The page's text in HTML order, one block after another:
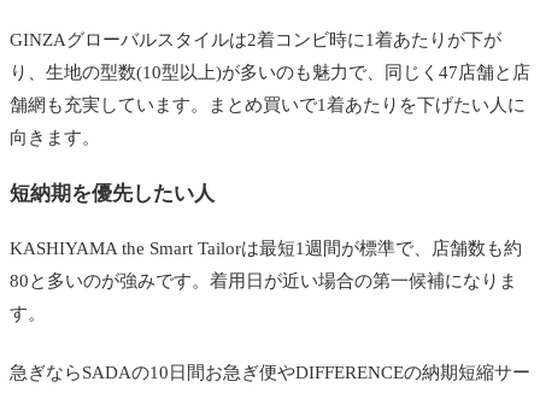
GINZAグローバルスタイルは2着コンビ時に1着あたりが下が
り、生地の型数(10型以上)が多いのも魅力で、同じく47店舗と店
舗網も充実しています。まとめ買いで1着あたりを下げたい人に
向きます。
短納期を優先したい人
KASHIYAMA the Smart Tailorは最短1週間が標準で、店舗数も約
80と多いのが強みです。着用日が近い場合の第一候補になりま
す。
急ぎならSADAの10日間お急ぎ便やDIFFERENCEの納期短縮サー